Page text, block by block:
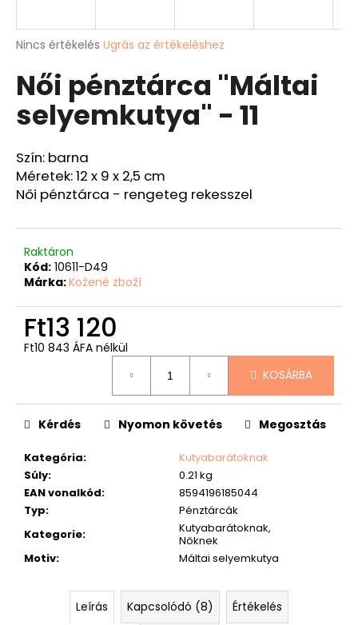
A
átlagos
értékelése
ből
csillag.
Nincs értékelés Ugrás az értékeléshez
Női pénztárca "Máltai
selyemkutya" - 11
Szín: barna
Méretek: 12 x 9 x 2,5 cm
Női pénztárca - rengeteg rekesszel
Raktáron
Kód: 10611-D49
Márka:Kožené zboží
Ft13 120
Ft10 843 ÁFA nélkül
KOSÁRBA
Kategória:
Kutyabarátoknak
Súly:
0.21 kg
EAN vonalkód:
8594196185044
Typ:
Pénztárcák
Kategorie:
Kutyabarátoknak,
Nőknek
Motiv: Máltai selyemkutya
Kérdés Nyomon követés Megosztás
Leírás Kapcsolódó (8)
Értékelés
A
á
n
l
u
k
VADÁSZ
"SZARVASFEJ"
40
Ft12
133